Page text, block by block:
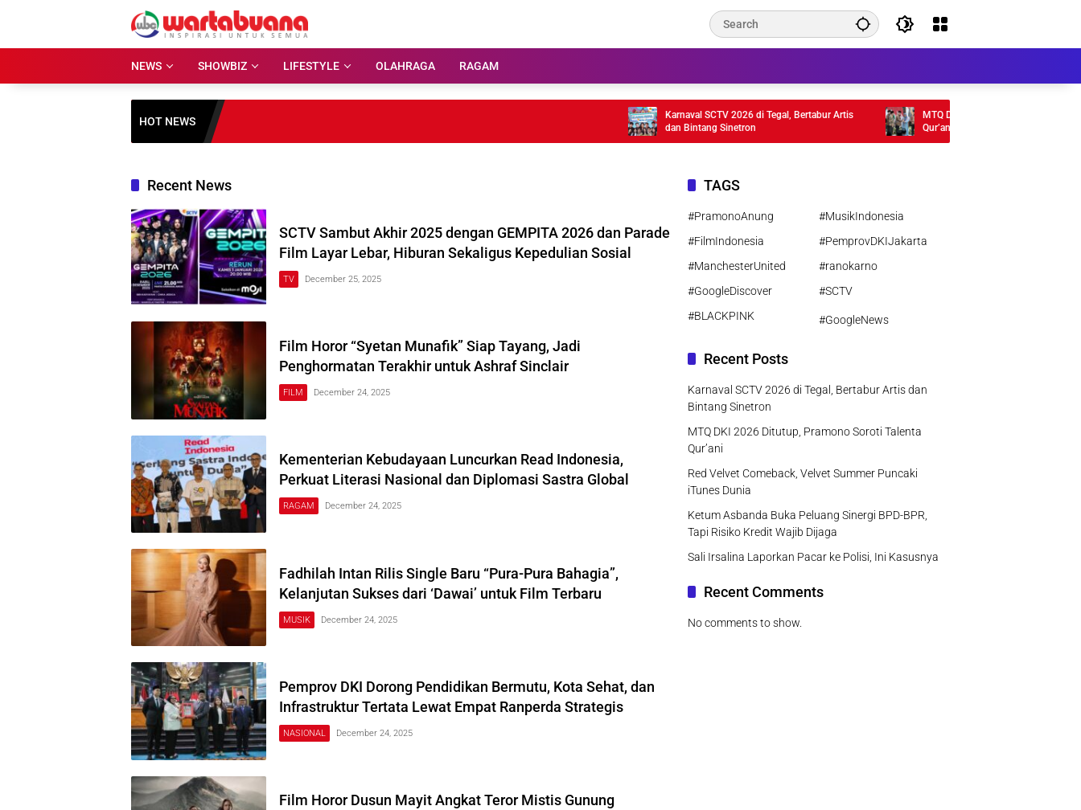
NEWS
SHOWBIZ LIFESTYLE OLAHRAGA RAGAM
HOT NEWS
Karnaval SCTV 2026 di Tegal, Bertabur Artis
dan Bintang Sinetron
MTQ DKI 2026 Ditutup, Pramono Soroti
Qur’ani
Recent News
SCTV Sambut Akhir 2025 dengan GEMPITA 2026 dan Parade
Film Layar Lebar, Hiburan Sekaligus Kepedulian Sosial
TV December 25, 2025
Film Horor “Syetan Munafik” Siap Tayang, Jadi
Penghormatan Terakhir untuk Ashraf Sinclair
FILM December 24, 2025
Kementerian Kebudayaan Luncurkan Read Indonesia,
Perkuat Literasi Nasional dan Diplomasi Sastra Global
RAGAM December 24, 2025
Warta
Buana
Fadhilah Intan Rilis Single Baru “Pura-Pura Bahagia”,
Kelanjutan Sukses dari ‘Dawai’ untuk Film Terbaru
MUSIK December 24, 2025
Pemprov DKI Dorong Pendidikan Bermutu, Kota Sehat, dan
Infrastruktur Tertata Lewat Empat Ranperda Strategis
NASIONAL December 24, 2025
Film Horor Dusun Mayit Angkat Teror Mistis Gunung
TAGS
#PramonoAnung
#MusikIndonesia
#FilmIndonesia
#PemprovDKIJakarta
#ManchesterUnited
#ranokarno
#GoogleDiscover
#SCTV
#BLACKPINK
#GoogleNews
Recent Posts
Karnaval SCTV 2026 di Tegal, Bertabur Artis dan
Bintang Sinetron
MTQ DKI 2026 Ditutup, Pramono Soroti Talenta
Qur’ani
Red Velvet Comeback, Velvet Summer Puncaki
iTunes Dunia
Ketum Asbanda Buka Peluang Sinergi BPD-BPR,
Tapi Risiko Kredit Wajib Dijaga
Sali Irsalina Laporkan Pacar ke Polisi, Ini Kasusnya
Recent Comments
No comments to show.